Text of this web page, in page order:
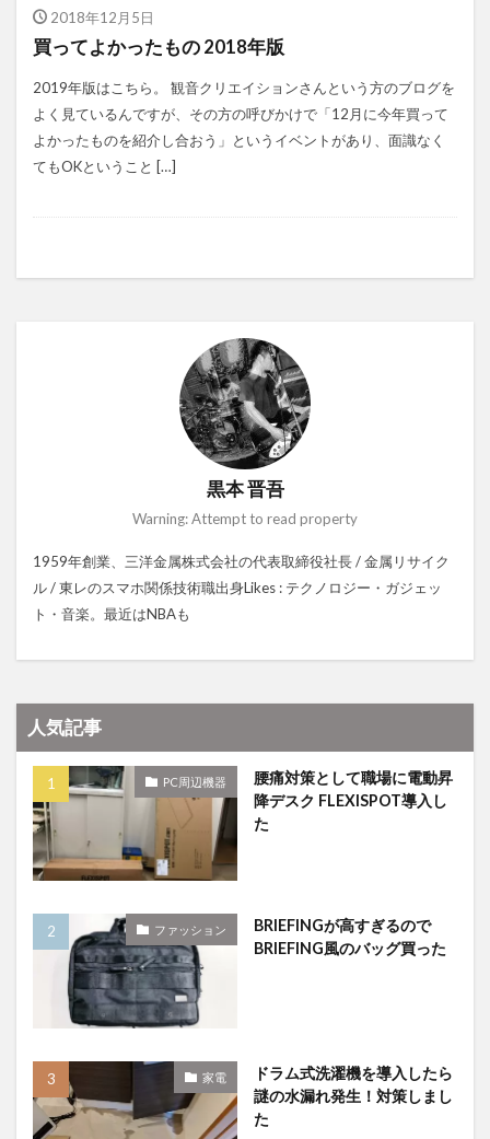
2018年12月5日
買ってよかったもの 2018年版
2019年版はこちら。 観音クリエイションさんという方のブログを
よく見ているんですが、その方の呼びかけで「12月に今年買って
よかったものを紹介し合おう」というイベントがあり、面識なく
てもOKということ […]
黒本 晋吾
Warning: Attempt to read property
1959年創業、三洋金属株式会社の代表取締役社長 / 金属リサイク
ル / 東レのスマホ関係技術職出身Likes : テクノロジー・ガジェッ
ト・音楽。最近はNBAも
人気記事
PC周辺機器
腰痛対策として職場に電動昇
降デスク FLEXISPOT導入し
た
ファッション
BRIEFINGが高すぎるので
BRIEFING風のバッグ買った
家電
ドラム式洗濯機を導入したら
謎の水漏れ発生！対策しまし
た